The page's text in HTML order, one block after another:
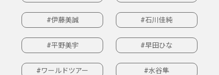
#伊藤美誠 #石川佳純
#平野美宇 #早田ひな
#ワールドツアー #水谷隼